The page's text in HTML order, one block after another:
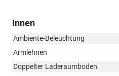
Innen
Ambiente-Beleuchtung
Armlehnen
Doppelter Laderaumboden